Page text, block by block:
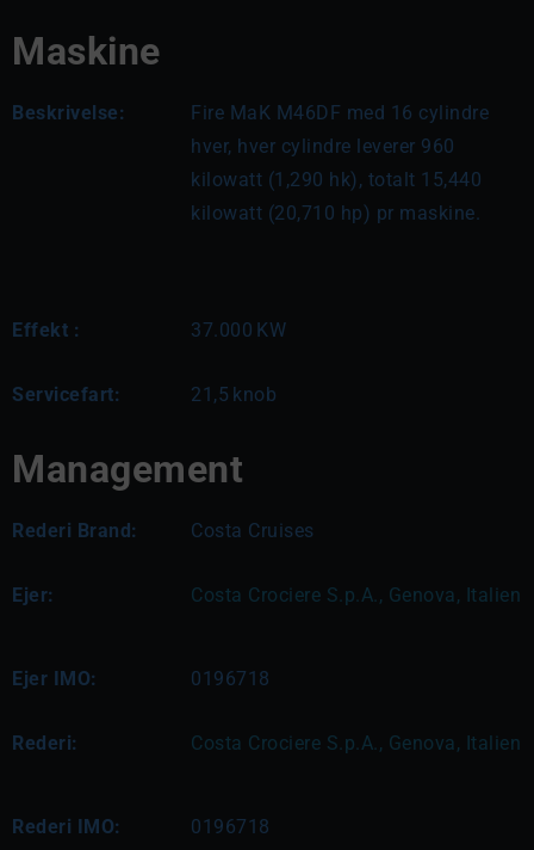
Maskine
Beskrivelse:
Fire MaK M46DF med 16 cylindre
hver, hver cylindre leverer 960
kilowatt (1,290 hk), totalt 15,440
kilowatt (20,710 hp) pr maskine.
Effekt : 37.000 KW
Servicefart: 21,5 knob
Management
Rederi Brand: Costa Cruises
Ejer: Costa Crociere S.p.A., Genova, Italien
Ejer IMO: 0196718
Rederi: Costa Crociere S.p.A., Genova, Italien
Rederi IMO: 0196718